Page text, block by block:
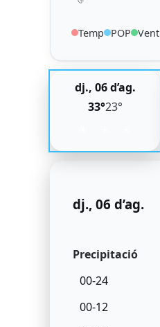
Temp POP Vent
dj., 06 d’ag.
33°23°
dj., 06 d’ag.
Precipitació
00-24
00-12